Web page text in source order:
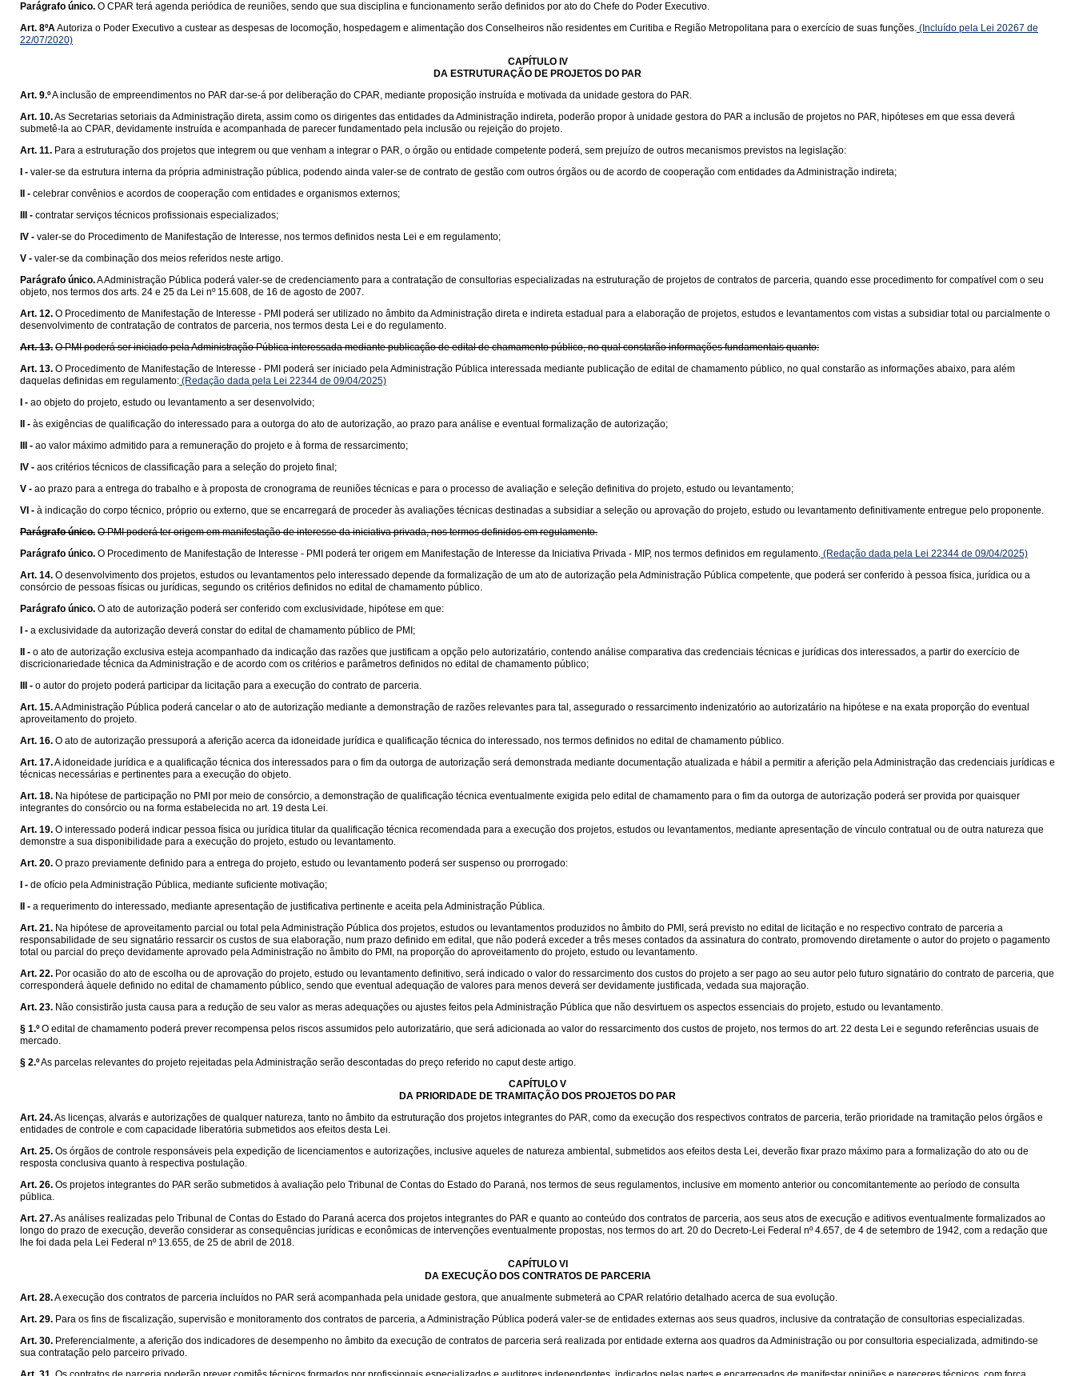
Parágrafo único. O CPAR terá agenda periódica de reuniões, sendo que sua disciplina e funcionamento serão definidos por ato do Chefe do Poder Executivo.
Art. 8ºAAutoriza o Poder Executivo a custear as despesas de locomoção, hospedagem e alimentação dos Conselheiros não residentes em Curitiba e Região Metropolitana para o exercício de suas funções. (Incluído pela Lei 20267 de
22/07/2020)
CAPÍTULO IV
DA ESTRUTURAÇÃO DE PROJETOS DO PAR
Art. 9.ºA inclusão de empreendimentos no PAR dar-se-á por deliberação do CPAR, mediante proposição instruída e motivada da unidade gestora do PAR.
Art. 10.As Secretarias setoriais da Administração direta, assim como os dirigentes das entidades da Administração indireta, poderão propor à unidade gestora do PAR a inclusão de projetos no PAR, hipóteses em que essa deverá
submetê-la ao CPAR, devidamente instruída e acompanhada de parecer fundamentado pela inclusão ou rejeição do projeto.
Art. 11. Para a estruturação dos projetos que integrem ou que venham a integrar o PAR, o órgão ou entidade competente poderá, sem prejuízo de outros mecanismos previstos na legislação:
I - valer-se da estrutura interna da própria administração pública, podendo ainda valer-se de contrato de gestão com outros órgãos ou de acordo de cooperação com entidades da Administração indireta;
II - celebrar convênios e acordos de cooperação com entidades e organismos externos;
III - contratar serviços técnicos profissionais especializados;
IV - valer-se do Procedimento de Manifestação de Interesse, nos termos definidos nesta Lei e em regulamento;
V - valer-se da combinação dos meios referidos neste artigo.
Parágrafo único.A Administração Pública poderá valer-se de credenciamento para a contratação de consultorias especializadas na estruturação de projetos de contratos de parceria, quando esse procedimento for compatível com o seu
objeto, nos termos dos arts. 24 e 25 da Lei nº 15.608, de 16 de agosto de 2007.
Art. 12. O Procedimento de Manifestação de Interesse - PMI poderá ser utilizado no âmbito da Administração direta e indireta estadual para a elaboração de projetos, estudos e levantamentos com vistas a subsidiar total ou parcialmente o
desenvolvimento de contratação de contratos de parceria, nos termos desta Lei e do regulamento.
Art. 13. O PMI poderá ser iniciado pela Administração Pública interessada mediante publicação de edital de chamamento público, no qual constarão informações fundamentais quanto:
Art. 13. O Procedimento de Manifestação de Interesse - PMI poderá ser iniciado pela Administração Pública interessada mediante publicação de edital de chamamento público, no qual constarão as informações abaixo, para além
daquelas definidas em regulamento: (Redação dada pela Lei 22344 de 09/04/2025)
I - ao objeto do projeto, estudo ou levantamento a ser desenvolvido;
II - às exigências de qualificação do interessado para a outorga do ato de autorização, ao prazo para análise e eventual formalização de autorização;
III - ao valor máximo admitido para a remuneração do projeto e à forma de ressarcimento;
IV - aos critérios técnicos de classificação para a seleção do projeto final;
V - ao prazo para a entrega do trabalho e à proposta de cronograma de reuniões técnicas e para o processo de avaliação e seleção definitiva do projeto, estudo ou levantamento;
VI - à indicação do corpo técnico, próprio ou externo, que se encarregará de proceder às avaliações técnicas destinadas a subsidiar a seleção ou aprovação do projeto, estudo ou levantamento definitivamente entregue pelo proponente.
Parágrafo único. O PMI poderá ter origem em manifestação de interesse da iniciativa privada, nos termos definidos em regulamento.
Parágrafo único. O Procedimento de Manifestação de Interesse - PMI poderá ter origem em Manifestação de Interesse da Iniciativa Privada - MIP, nos termos definidos em regulamento. (Redação dada pela Lei 22344 de 09/04/2025)
Art. 14. O desenvolvimento dos projetos, estudos ou levantamentos pelo interessado depende da formalização de um ato de autorização pela Administração Pública competente, que poderá ser conferido à pessoa física, jurídica ou a
consórcio de pessoas físicas ou jurídicas, segundo os critérios definidos no edital de chamamento público.
Parágrafo único. O ato de autorização poderá ser conferido com exclusividade, hipótese em que:
I - a exclusividade da autorização deverá constar do edital de chamamento público de PMI;
II - o ato de autorização exclusiva esteja acompanhado da indicação das razões que justificam a opção pelo autorizatário, contendo análise comparativa das credenciais técnicas e jurídicas dos interessados, a partir do exercício de
discricionariedade técnica da Administração e de acordo com os critérios e parâmetros definidos no edital de chamamento público;
III - o autor do projeto poderá participar da licitação para a execução do contrato de parceria.
Art. 15.A Administração Pública poderá cancelar o ato de autorização mediante a demonstração de razões relevantes para tal, assegurado o ressarcimento indenizatório ao autorizatário na hipótese e na exata proporção do eventual
aproveitamento do projeto.
Art. 16. O ato de autorização pressuporá a aferição acerca da idoneidade jurídica e qualificação técnica do interessado, nos termos definidos no edital de chamamento público.
Art. 17.A idoneidade jurídica e a qualificação técnica dos interessados para o fim da outorga de autorização será demonstrada mediante documentação atualizada e hábil a permitir a aferição pela Administração das credenciais jurídicas e
técnicas necessárias e pertinentes para a execução do objeto.
Art. 18. Na hipótese de participação no PMI por meio de consórcio, a demonstração de qualificação técnica eventualmente exigida pelo edital de chamamento para o fim da outorga de autorização poderá ser provida por quaisquer
integrantes do consórcio ou na forma estabelecida no art. 19 desta Lei.
Art. 19. O interessado poderá indicar pessoa física ou jurídica titular da qualificação técnica recomendada para a execução dos projetos, estudos ou levantamentos, mediante apresentação de vínculo contratual ou de outra natureza que
demonstre a sua disponibilidade para a execução do projeto, estudo ou levantamento.
Art. 20. O prazo previamente definido para a entrega do projeto, estudo ou levantamento poderá ser suspenso ou prorrogado:
I - de ofício pela Administração Pública, mediante suficiente motivação;
II - a requerimento do interessado, mediante apresentação de justificativa pertinente e aceita pela Administração Pública.
Art. 21. Na hipótese de aproveitamento parcial ou total pela Administração Pública dos projetos, estudos ou levantamentos produzidos no âmbito do PMI, será previsto no edital de licitação e no respectivo contrato de parceria a
responsabilidade de seu signatário ressarcir os custos de sua elaboração, num prazo definido em edital, que não poderá exceder a três meses contados da assinatura do contrato, promovendo diretamente o autor do projeto o pagamento
total ou parcial do preço devidamente aprovado pela Administração no âmbito do PMI, na proporção do aproveitamento do projeto, estudo ou levantamento.
Art. 22. Por ocasião do ato de escolha ou de aprovação do projeto, estudo ou levantamento definitivo, será indicado o valor do ressarcimento dos custos do projeto a ser pago ao seu autor pelo futuro signatário do contrato de parceria, que
corresponderá àquele definido no edital de chamamento público, sendo que eventual adequação de valores para menos deverá ser devidamente justificada, vedada sua majoração.
Art. 23. Não consistirão justa causa para a redução de seu valor as meras adequações ou ajustes feitos pela Administração Pública que não desvirtuem os aspectos essenciais do projeto, estudo ou levantamento.
§ 1.º O edital de chamamento poderá prever recompensa pelos riscos assumidos pelo autorizatário, que será adicionada ao valor do ressarcimento dos custos de projeto, nos termos do art. 22 desta Lei e segundo referências usuais de
mercado.
§ 2.ºAs parcelas relevantes do projeto rejeitadas pela Administração serão descontadas do preço referido no caput deste artigo.
CAPÍTULO V
DA PRIORIDADE DE TRAMITAÇÃO DOS PROJETOS DO PAR
Art. 24.As licenças, alvarás e autorizações de qualquer natureza, tanto no âmbito da estruturação dos projetos integrantes do PAR, como da execução dos respectivos contratos de parceria, terão prioridade na tramitação pelos órgãos e
entidades de controle e com capacidade liberatória submetidos aos efeitos desta Lei.
Art. 25. Os órgãos de controle responsáveis pela expedição de licenciamentos e autorizações, inclusive aqueles de natureza ambiental, submetidos aos efeitos desta Lei, deverão fixar prazo máximo para a formalização do ato ou de
resposta conclusiva quanto à respectiva postulação.
Art. 26. Os projetos integrantes do PAR serão submetidos à avaliação pelo Tribunal de Contas do Estado do Paraná, nos termos de seus regulamentos, inclusive em momento anterior ou concomitantemente ao período de consulta
pública.
Art. 27.As análises realizadas pelo Tribunal de Contas do Estado do Paraná acerca dos projetos integrantes do PAR e quanto ao conteúdo dos contratos de parceria, aos seus atos de execução e aditivos eventualmente formalizados ao
longo do prazo de execução, deverão considerar as consequências jurídicas e econômicas de intervenções eventualmente propostas, nos termos do art. 20 do Decreto-Lei Federal nº 4.657, de 4 de setembro de 1942, com a redação que
lhe foi dada pela Lei Federal nº 13.655, de 25 de abril de 2018.
CAPÍTULO VI
DA EXECUÇÃO DOS CONTRATOS DE PARCERIA
Art. 28.A execução dos contratos de parceria incluídos no PAR será acompanhada pela unidade gestora, que anualmente submeterá ao CPAR relatório detalhado acerca de sua evolução.
Art. 29. Para os fins de fiscalização, supervisão e monitoramento dos contratos de parceria, a Administração Pública poderá valer-se de entidades externas aos seus quadros, inclusive da contratação de consultorias especializadas.
Art. 30. Preferencialmente, a aferição dos indicadores de desempenho no âmbito da execução de contratos de parceria será realizada por entidade externa aos quadros da Administração ou por consultoria especializada, admitindo-se
sua contratação pelo parceiro privado.